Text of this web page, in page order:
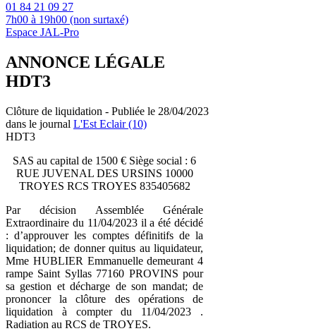
01 84 21 09 27
7h00 à 19h00 (non surtaxé)
Espace JAL-Pro
ANNONCE LÉGALE
HDT3
Clôture de liquidation - Publiée le 28/04/2023
dans le journal L'Est Eclair (10)
HDT3
SAS au capital de 1500 € Siège social : 6
RUE JUVENAL DES URSINS 10000
TROYES RCS TROYES 835405682
Par décision Assemblée Générale
Extraordinaire du 11/04/2023 il a été décidé
: d’approuver les comptes définitifs de la
liquidation; de donner quitus au liquidateur,
Mme HUBLIER Emmanuelle demeurant 4
rampe Saint Syllas 77160 PROVINS pour
sa gestion et décharge de son mandat; de
prononcer la clôture des opérations de
liquidation à compter du 11/04/2023 .
Radiation au RCS de TROYES.